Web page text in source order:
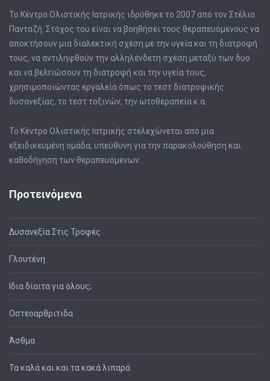
Το Κέντρο Ολιστικής Ιατρικής ιδρύθηκε το 2007 από τον Στέλιο
Πανταζή. Στόχος του είναι να βοηθήσει τους θεραπευόμενους να
αποκτήσουν μια διαλεκτική σχέση με την υγεία και τη διατροφή
τους, να αντιληφθούν την αλληλένδετη σχέση μεταξύ των δυο
και να βελτιώσουν τη διατροφή και την υγεία τους,
χρησιμοποιώντας εργαλεία όπως το τεστ διατροφικής
δυσανεξίας, το τεστ τοξινών, την ωτοθεραπεία κ.α.
Το Κέντρο Ολιστικής Ιατρικής στελεχώνεται από μια
εξειδικευμένη ομάδα, υπεύθυνη για την παρακολούθηση και
καθοδήγηση των θεραπευόμενων:
Προτεινόμενα
Δυσανεξία Στις Τροφές
Γλουτένη
Ιδια δίαιτα για όλους;
Οστεοαρθριτιδα
Άσθμα
Τα καλά και και τα κακά λιπαρά